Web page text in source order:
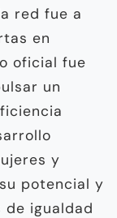
red fue a
en
oficial fue
un
y
potencial y
de igualdad